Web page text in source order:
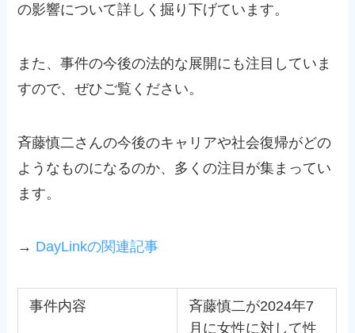
の影響について詳しく掘り下げています。
また、事件の今後の法的な展開にも注目していま
すので、ぜひご覧ください。
斉藤慎二さんの今後のキャリアや社会復帰がどの
ようなものになるのか、多くの注目が集まってい
ます。
→ DayLinkの関連記事
事件内容
斉藤慎二が2024年7
月に女性に対して性